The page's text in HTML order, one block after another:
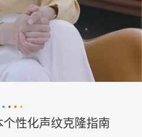
性化声纹克隆指南